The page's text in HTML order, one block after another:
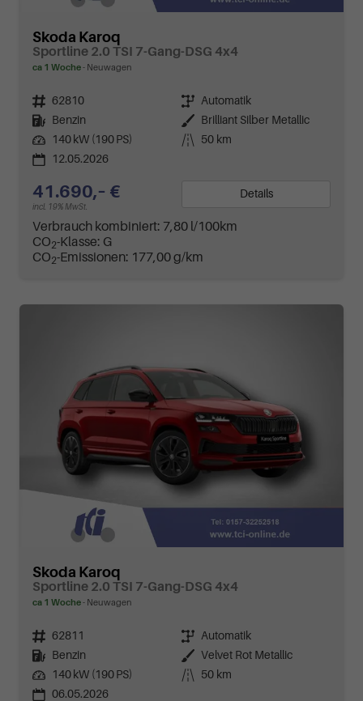
Skoda Karoq
Sportline 2.0 TSI 7-Gang-DSG 4x4
ca 1 Woche Neuwagen
Fahrzeugnr. 62810 Getriebe Automatik
Kraftstoff
Benzin Außenfarbe
Brilliant Silber Metallic
Leistung
140 kW (190 PS) Kilometerstand
50 km
12.05.2026
41.690,– €
incl. 19% MwSt.
Details
Verbrauch kombiniert: 7,80 l/100km
CO2-Klasse: G
CO2-Emissionen: 177,00 g/km
Skoda Karoq
Sportline 2.0 TSI 7-Gang-DSG 4x4
ca 1 Woche Neuwagen
Fahrzeugnr. 62811 Getriebe Automatik
Kraftstoff
Benzin Außenfarbe Velvet Rot Metallic
Leistung
140 kW (190 PS) Kilometerstand
50 km
06.05.2026